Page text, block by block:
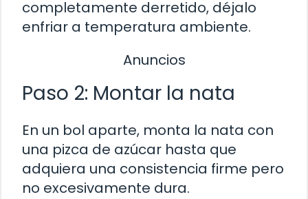
completamente derretido, déjalo
enfriar a temperatura ambiente.
Anuncios
Paso 2: Montar la nata
En un bol aparte, monta la nata con
una pizca de azúcar hasta que
adquiera una consistencia firme pero
no excesivamente dura.